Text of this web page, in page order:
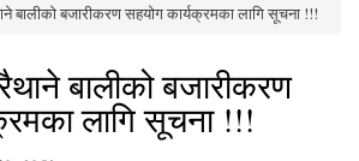
बालीको बजारीकरण सहयोग कार्यक्रमका लागि सूचना !!!
बालीको बजारीकरण
लागि सूचना !!!